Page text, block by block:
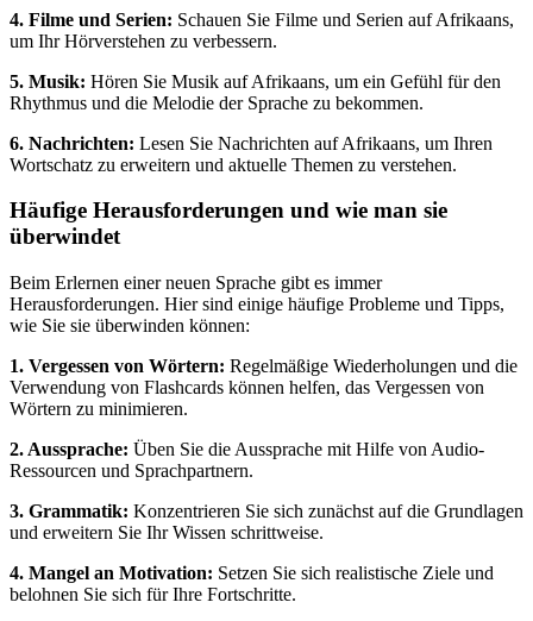
4. Filme und Serien: Schauen Sie Filme und Serien auf Afrikaans,
um Ihr Hörverstehen zu verbessern.
5. Musik: Hören Sie Musik auf Afrikaans, um ein Gefühl für den
Rhythmus und die Melodie der Sprache zu bekommen.
6. Nachrichten: Lesen Sie Nachrichten auf Afrikaans, um Ihren
Wortschatz zu erweitern und aktuelle Themen zu verstehen.
Häufige Herausforderungen und wie man sie
überwindet
Beim Erlernen einer neuen Sprache gibt es immer
Herausforderungen. Hier sind einige häufige Probleme und Tipps,
wie Sie sie überwinden können:
1. Vergessen von Wörtern: Regelmäßige Wiederholungen und die
Verwendung von Flashcards können helfen, das Vergessen von
Wörtern zu minimieren.
2. Aussprache: Üben Sie die Aussprache mit Hilfe von Audio-
Ressourcen und Sprachpartnern.
3. Grammatik: Konzentrieren Sie sich zunächst auf die Grundlagen
und erweitern Sie Ihr Wissen schrittweise.
4. Mangel an Motivation: Setzen Sie sich realistische Ziele und
belohnen Sie sich für Ihre Fortschritte.